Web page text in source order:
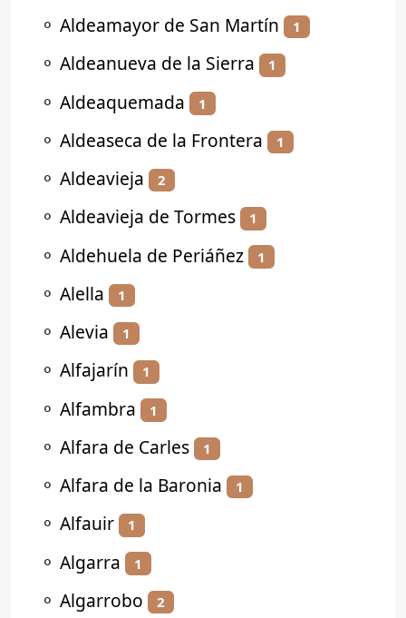
⚬ Aldeamayor de San Martín 1
⚬ Aldeanueva de la Sierra 1
⚬ Aldeaquemada 1
⚬ Aldeaseca de la Frontera 1
⚬ Aldeavieja 2
⚬ Aldeavieja de Tormes 1
⚬ Aldehuela de Periáñez 1
⚬ Alella 1
⚬ Alevia 1
⚬ Alfajarín 1
⚬ Alfambra 1
⚬ Alfara de Carles 1
⚬ Alfara de la Baronia 1
⚬ Alfauir 1
⚬ Algarra 1
⚬ Algarrobo 2